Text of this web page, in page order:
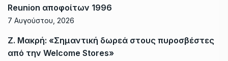
Reunion αποφοίτων 1996
7 Αυγούστου, 2026
Ζ. Μακρή: «Σημαντική δωρεά στους πυροσβέστες
από την Welcome Stores»